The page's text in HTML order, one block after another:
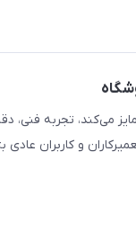
می‌کند، تجربه
و کاربران